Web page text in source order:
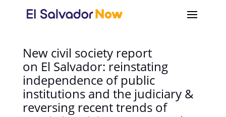
New civil society report
on El Salvador: reinstating
independence of public
institutions and the judiciary &
reversing recent trends of